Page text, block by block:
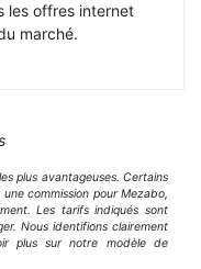
les offres internet
marché.
plus avantageuses. Certains
commission pour Mezabo,
Les tarifs indiqués sont
Nous identifions clairement
plus sur notre modèle de